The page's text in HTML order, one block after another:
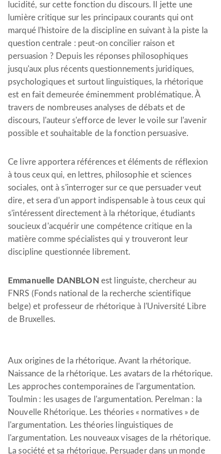
lucidité, sur cette fonction du discours. Il jette une
lumière critique sur les principaux courants qui ont
marqué l'histoire de la discipline en suivant à la piste la
question centrale : peut-on concilier raison et
persuasion ? Depuis les réponses philosophiques
jusqu'aux plus récents questionnements juridiques,
psychologiques et surtout linguistiques, la rhétorique
est en fait demeurée éminemment problématique. À
travers de nombreuses analyses de débats et de
discours, l'auteur s'efforce de lever le voile sur l'avenir
possible et souhaitable de la fonction persuasive.
Ce livre apportera références et éléments de réflexion
à tous ceux qui, en lettres, philosophie et sciences
sociales, ont à s'interroger sur ce que persuader veut
dire, et sera d'un apport indispensable à tous ceux qui
s'intéressent directement à la rhétorique, étudiants
soucieux d'acquérir une compétence critique en la
matière comme spécialistes qui y trouveront leur
discipline questionnée librement.
Emmanuelle DANBLON est linguiste, chercheur au
FNRS (Fonds national de la recherche scientifique
belge) et professeur de rhétorique à l'Université Libre
de Bruxelles.
Aux origines de la rhétorique. Avant la rhétorique.
Naissance de la rhétorique. Les avatars de la rhétorique.
Les approches contemporaines de l'argumentation.
Toulmin : les usages de l'argumentation. Perelman : la
Nouvelle Rhétorique. Les théories « normatives » de
l'argumentation. Les théories linguistiques de
l'argumentation. Les nouveaux visages de la rhétorique.
La société et sa rhétorique. Persuader dans un monde